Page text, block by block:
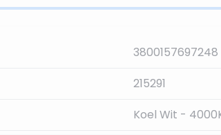
3800157697248
215291
Koel Wit -